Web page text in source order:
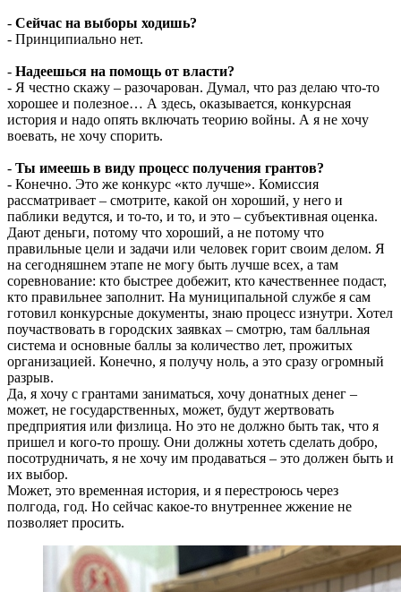
- Сейчас на выборы ходишь?
- Принципиально нет.
- Надеешься на помощь от власти?
- Я честно скажу – разочарован. Думал, что раз делаю что-то
хорошее и полезное… А здесь, оказывается, конкурсная
история и надо опять включать теорию войны. А я не хочу
воевать, не хочу спорить.
- Ты имеешь в виду процесс получения грантов?
- Конечно. Это же конкурс «кто лучше». Комиссия
рассматривает – смотрите, какой он хороший, у него и
паблики ведутся, и то-то, и то, и это – субъективная оценка.
Дают деньги, потому что хороший, а не потому что
правильные цели и задачи или человек горит своим делом. Я
на сегодняшнем этапе не могу быть лучше всех, а там
соревнование: кто быстрее добежит, кто качественнее подаст,
кто правильнее заполнит. На муниципальной службе я сам
готовил конкурсные документы, знаю процесс изнутри. Хотел
поучаствовать в городских заявках – смотрю, там балльная
система и основные баллы за количество лет, прожитых
организацией. Конечно, я получу ноль, а это сразу огромный
разрыв.
Да, я хочу с грантами заниматься, хочу донатных денег –
может, не государственных, может, будут жертвовать
предприятия или физлица. Но это не должно быть так, что я
пришел и кого-то прошу. Они должны хотеть сделать добро,
посотрудничать, я не хочу им продаваться – это должен быть и
их выбор.
Может, это временная история, и я перестроюсь через
полгода, год. Но сейчас какое-то внутреннее жжение не
позволяет просить.